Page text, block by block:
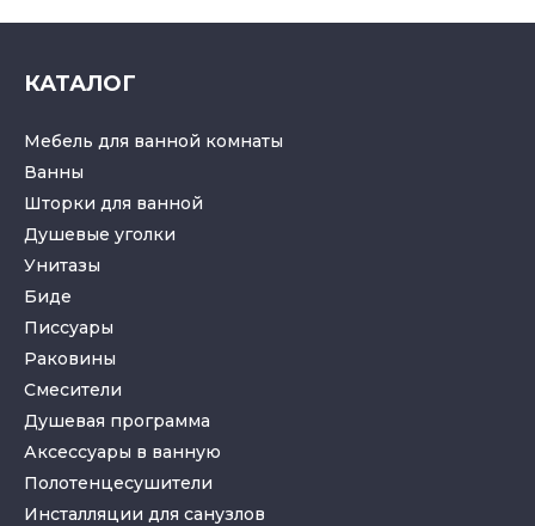
КАТАЛОГ
Мебель для ванной комнаты
Ванны
Шторки для ванной
Душевые уголки
Унитазы
Биде
Писсуары
Раковины
Смесители
Душевая программа
Аксессуары в ванную
Полотенцесушители
Инсталляции для санузлов